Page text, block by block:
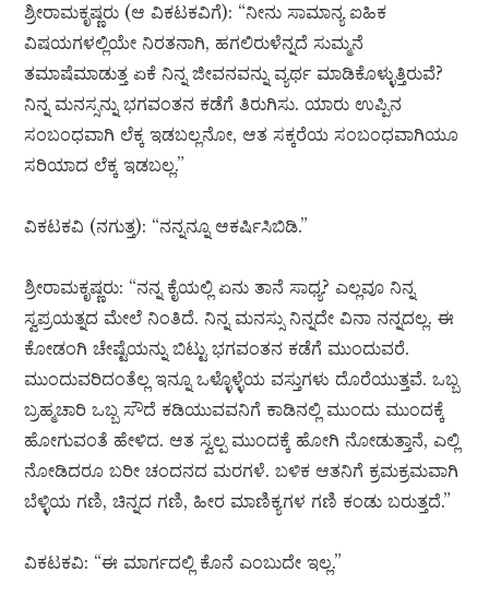
ಶ್ರೀರಾಮಕೃಷ್ಣರು (ಆ ವಿಕಟಕವಿಗೆ): “ನೀನು ಸಾಮಾನ್ಯ ಐಹಿಕ
ವಿಷಯಗಳಲ್ಲಿಯೇ ನಿರತನಾಗಿ, ಹಗಲಿರುಳೆನ್ನದೆ ಸುಮ್ಮನೆ
ತಮಾಷೆಮಾಡುತ್ತ ಏಕೆ ನಿನ್ನ ಜೀವನವನ್ನು ವ್ಯರ್ಥ ಮಾಡಿಕೊಳ್ಳುತ್ತಿರುವೆ?
ನಿನ್ನ ಮನಸ್ಸನ್ನು ಭಗವಂತನ ಕಡೆಗೆ ತಿರುಗಿಸು. ಯಾರು ಉಪ್ಪಿನ
ಸಂಬಂಧವಾಗಿ ಲೆಕ್ಕ ಇಡಬಲ್ಲನೋ, ಆತ ಸಕ್ಕರೆಯ ಸಂಬಂಧವಾಗಿಯೂ
ಸರಿಯಾದ ಲೆಕ್ಕ ಇಡಬಲ್ಲ.”
ವಿಕಟಕವಿ (ನಗುತ್ತ): “ನನ್ನನ್ನೂ ಆಕರ್ಷಿಸಿಬಿಡಿ.”
ಶ್ರೀರಾಮಕೃಷ್ಣರು: “ನನ್ನ ಕೈಯಲ್ಲಿ ಏನು ತಾನೆ ಸಾಧ್ಯ? ಎಲ್ಲವೂ ನಿನ್ನ
ಸ್ವಪ್ರಯತ್ನದ ಮೇಲೆ ನಿಂತಿದೆ. ನಿನ್ನ ಮನಸ್ಸು ನಿನ್ನದೇ ವಿನಾ ನನ್ನದಲ್ಲ. ಈ
ಕೋಡಂಗಿ ಚೇಷ್ಟೆಯನ್ನು ಬಿಟ್ಟು ಭಗವಂತನ ಕಡೆಗೆ ಮುಂದುವರೆ.
ಮುಂದುವರಿದಂತೆಲ್ಲ ಇನ್ನೂ ಒಳ್ಳೊಳ್ಳೆಯ ವಸ್ತುಗಳು ದೊರೆಯುತ್ತವೆ. ಒಬ್ಬ
ಬ್ರಹ್ಮಚಾರಿ ಒಬ್ಬ ಸೌದೆ ಕಡಿಯುವವನಿಗೆ ಕಾಡಿನಲ್ಲಿ ಮುಂದು ಮುಂದಕ್ಕೆ
ಹೋಗುವಂತೆ ಹೇಳಿದ. ಆತ ಸ್ವಲ್ಪ ಮುಂದಕ್ಕೆ ಹೋಗಿ ನೋಡುತ್ತಾನೆ, ಎಲ್ಲಿ
ನೋಡಿದರೂ ಬರೀ ಚಂದನದ ಮರಗಳೆ. ಬಳಿಕ ಆತನಿಗೆ ಕ್ರಮಕ್ರಮವಾಗಿ
ಬೆಳ್ಳಿಯ ಗಣಿ, ಚಿನ್ನದ ಗಣಿ, ಹೀರ ಮಾಣಿಕ್ಯಗಳ ಗಣಿ ಕಂಡು ಬರುತ್ತದೆ.”
ವಿಕಟಕವಿ: “ಈ ಮಾರ್ಗದಲ್ಲಿ ಕೊನೆ ಎಂಬುದೇ ಇಲ್ಲ.”